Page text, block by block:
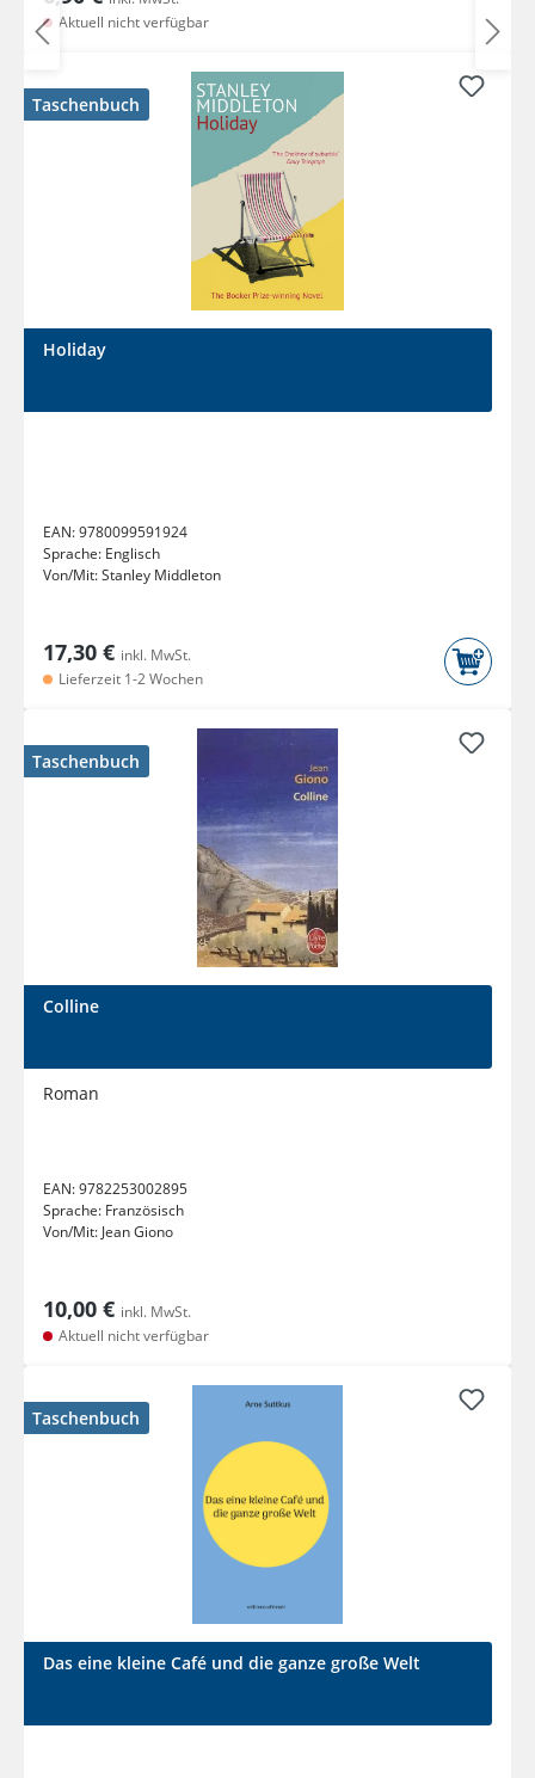
Aktuell nicht verfügbar
Taschenbuch
Holiday
EAN:9780099591924
Sprache: Englisch
Von/Mit:Stanley Middleton
17,30 € inkl. MwSt.
Lieferzeit 1-2 Wochen
Taschenbuch
Colline
Roman
EAN:9782253002895
Sprache: Französisch
Von/Mit: Jean Giono
10,00 € inkl. MwSt.
Aktuell nicht verfügbar
Taschenbuch
Das eine kleine Café und die ganze große Welt